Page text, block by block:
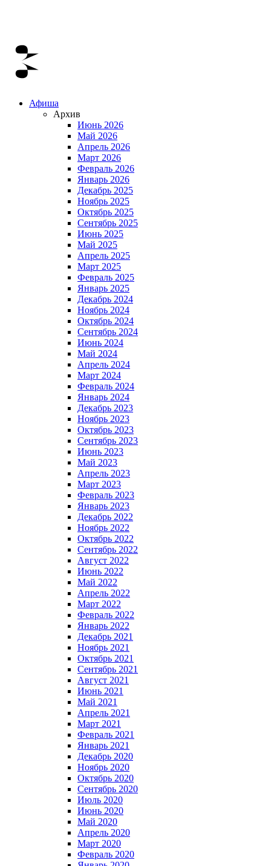
Афиша
Архив
Июнь 2026
Май 2026
Апрель 2026
Март 2026
Февраль 2026
Январь 2026
Декабрь 2025
Ноябрь 2025
Октябрь 2025
Сентябрь 2025
Июнь 2025
Май 2025
Апрель 2025
Март 2025
Февраль 2025
Январь 2025
Декабрь 2024
Ноябрь 2024
Октябрь 2024
Сентябрь 2024
Июнь 2024
Май 2024
Апрель 2024
Март 2024
Февраль 2024
Январь 2024
Декабрь 2023
Ноябрь 2023
Октябрь 2023
Сентябрь 2023
Июнь 2023
Май 2023
Апрель 2023
Март 2023
Февраль 2023
Январь 2023
Декабрь 2022
Ноябрь 2022
Октябрь 2022
Сентябрь 2022
Август 2022
Июнь 2022
Май 2022
Апрель 2022
Март 2022
Февраль 2022
Январь 2022
Декабрь 2021
Ноябрь 2021
Октябрь 2021
Сентябрь 2021
Август 2021
Июнь 2021
Май 2021
Апрель 2021
Март 2021
Февраль 2021
Январь 2021
Декабрь 2020
Ноябрь 2020
Октябрь 2020
Сентябрь 2020
Июль 2020
Июнь 2020
Май 2020
Апрель 2020
Март 2020
Февраль 2020